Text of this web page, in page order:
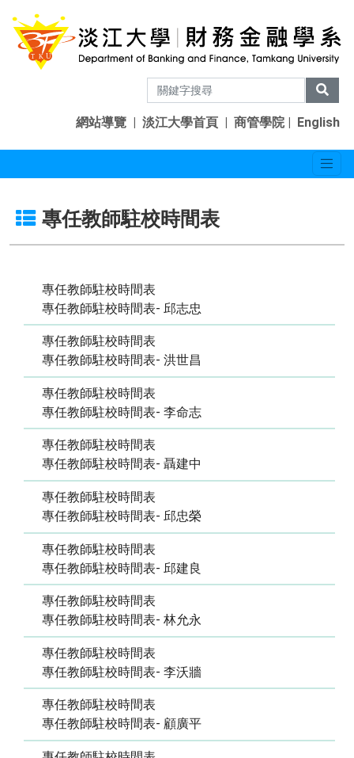
網站導覽 | 淡江大學首頁 | 商管學院| English
專任教師駐校時間表
專任教師駐校時間表
專任教師駐校時間表- 邱志忠
專任教師駐校時間表
專任教師駐校時間表- 洪世昌
專任教師駐校時間表
專任教師駐校時間表- 李命志
專任教師駐校時間表
專任教師駐校時間表- 聶建中
專任教師駐校時間表
專任教師駐校時間表- 邱忠榮
專任教師駐校時間表
專任教師駐校時間表- 邱建良
專任教師駐校時間表
專任教師駐校時間表- 林允永
專任教師駐校時間表
專任教師駐校時間表- 李沃牆
專任教師駐校時間表
專任教師駐校時間表- 顧廣平